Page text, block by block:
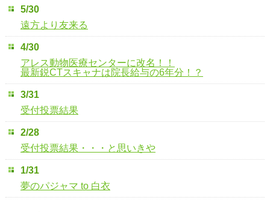
5/30
遠方より友来る
4/30
アレス動物医療センターに改名！！
最新鋭CTスキャナは院長給与の6年分！？
3/31
受付投票結果
2/28
受付投票結果・・・と思いきや
1/31
夢のパジャマ to 白衣